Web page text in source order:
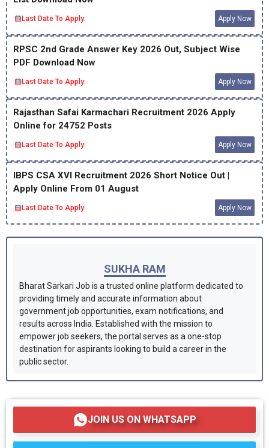
Last Date To Apply: Apply Now
RPSC 2nd Grade Answer Key 2026 Out, Subject Wise
PDF Download Now
Last Date To Apply: Apply Now
Rajasthan Safai Karmachari Recruitment 2026 Apply
Online for 24752 Posts
Last Date To Apply: Apply Now
IBPS CSA XVI Recruitment 2026 Short Notice Out |
Apply Online From 01 August
Last Date To Apply: Apply Now
SUKHA RAM
Bharat Sarkari Job is a trusted online platform dedicated to
providing timely and accurate information about
government job opportunities, exam notifications, and
results across India. Established with the mission to
empower job seekers, the portal serves as a one-stop
destination for aspirants looking to build a career in the
public sector.
JOIN US ON WHATSAPP